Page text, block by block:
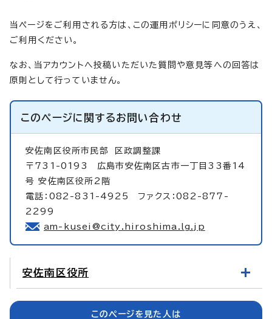
当ページをご利用される方は、この運用ポリシーに同意のうえ、
ご利用ください。
なお、当アカウントへ投稿いただいた質問や意見等への回答は
原則として行っていません。
このページに関するお問い合わせ
安佐南区役所市民部
区政調整課
〒731-0193 広島市安佐南区古市一丁目33番14
号 安佐南区役所2階
電話：082-831-4925 ファクス：082-877-
2299
am-kusei@city.hiroshima.lg.jp
安佐南区役所
このページを見た人は